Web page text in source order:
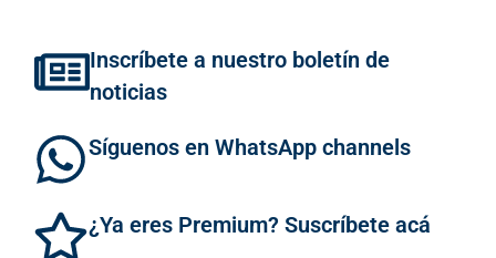
Inscríbete a nuestro boletín de
noticias
Síguenos en WhatsApp channels
¿Ya eres Premium? Suscríbete acá